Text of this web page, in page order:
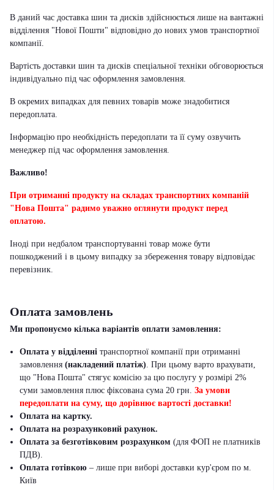
В даний час доставка шин та дисків здійснюється лише на вантажні
відділення "Нової Пошти" відповідно до нових умов транспортної
компанії.
Вартість доставки шин та дисків спеціальної техніки обговорюється
індивідуально під час оформлення замовлення.
В окремих випадках для певних товарів може знадобитися
передоплата.
Інформацію про необхідність передоплати та її суму озвучить
менеджер під час оформлення замовлення.
Важливо!
При отриманні продукту на складах транспортних компаній
"Нова Пошта" радимо уважно оглянути продукт перед
оплатою.
Іноді при недбалом транспортуванні товар може бути
пошкоджений і в цьому випадку за збереження товару відповідає
перевізник.
Оплата замовлень
Ми пропонуємо кілька варіантів оплати замовлення:
Оплата у відділенні транспортної компанії при отриманні
замовлення (накладений платіж). При цьому варто врахувати,
що "Нова Пошта" стягує комісію за цю послугу у розмірі 2%
суми замовлення плюс фіксована сума 20 грн. За умови
передоплати на суму, що дорівнює вартості доставки!
Оплата на картку.
Оплата на розрахунковий рахунок.
Оплата за безготівковим розрахунком (для ФОП не платників
ПДВ).
Оплата готівкою – лише при виборі доставки кур'єром по м.
Київ